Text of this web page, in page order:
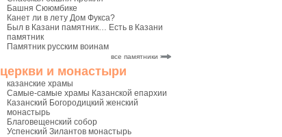
Башня Сююмбике
Канет ли в лету Дом Фукса?
Был в Казани памятник… Есть в Казани
памятник
Памятник русским воинам
все памятники
церкви и монастыри
казанские храмы
Самые-самые храмы Казанской епархии
Казанский Богородицкий женский
монастырь
Благовещенский собор
Успенский Зилантов монастырь